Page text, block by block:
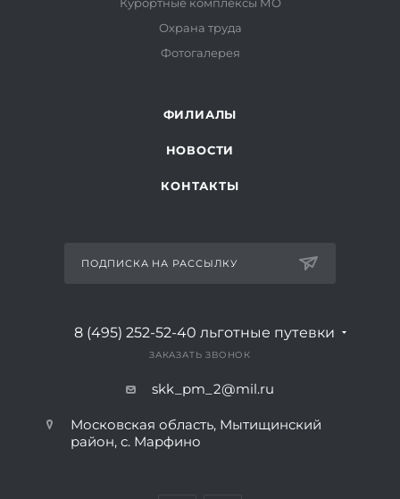
Охрана труда
Фотогалерея
ФИЛИАЛЫ
НОВОСТИ
КОНТАКТЫ
ПОДПИСКА НА РАССЫЛКУ
8 (495) 252-52-40 льготные путевки
ЗАКАЗАТЬ ЗВОНОК
skk_pm_2@mil.ru
Московская область, Мытищинский
район, с. Марфино